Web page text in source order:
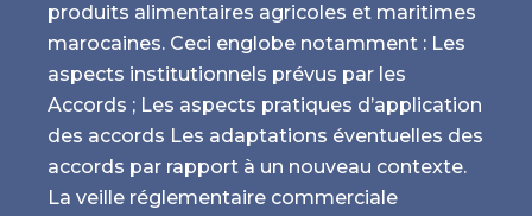
produits alimentaires agricoles et maritimes
marocaines. Ceci englobe notamment : Les
aspects institutionnels prévus par les
Accords ; Les aspects pratiques d’application
des accords Les adaptations éventuelles des
accords par rapport à un nouveau contexte.
La veille réglementaire commerciale